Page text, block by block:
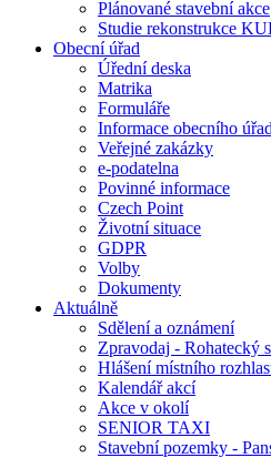
Plánované stavební akce
Studie rekonstrukce
Obecní úřad
Úřední deska
Matrika
Formuláře
Informace obecního
Veřejné zakázky
e-podatelna
Povinné informace
Czech Point
Životní situace
GDPR
Volby
Dokumenty
Aktuálně
Sdělení a oznámení
Zpravodaj - Rohatecký
Hlášení místního
Kalendář akcí
Akce v okolí
SENIOR TAXI
Stavební pozemky -